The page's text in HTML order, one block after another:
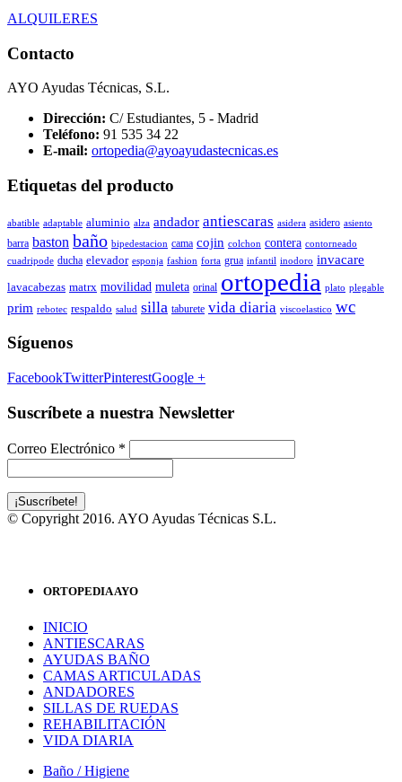
ALQUILERES
Contacto
AYO Ayudas Técnicas, S.L.
Dirección: C/ Estudiantes, 5 - Madrid
Teléfono: 91 535 34 22
E-mail: ortopedia@ayoayudastecnicas.es
Etiquetas del producto
abatible adaptable aluminio alza andador antiescaras asidera asidero asiento
barra baston baño bipedestacion cama cojin colchon contera contorneado
cuadripode ducha elevador esponja fashion forta grua infantil inodoro invacare
lavacabezas matrx movilidad muleta orinal ortopedia plato plegable
prim rebotec respaldo salud silla taburete vida diaria viscoelastico wc
Síguenos
FacebookTwitterPinterestGoogle +
Suscríbete a nuestra Newsletter
Correo Electrónico *
© Copyright 2016. AYO Ayudas Técnicas S.L.
ORTOPEDIA AYO
INICIO
ANTIESCARAS
AYUDAS BAÑO
CAMAS ARTICULADAS
ANDADORES
SILLAS DE RUEDAS
REHABILITACIÓN
VIDA DIARIA
Baño / Higiene